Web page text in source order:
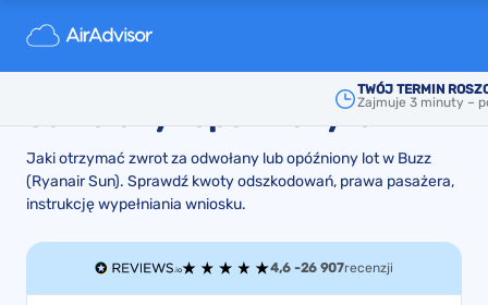
TWÓJ TERMIN
Zajmuje 3 minuty –
Buzz (Ryanair Sun) - jak
otrzymać odszkodowanie za
odwołany i opóźniony lot
Jaki otrzymać zwrot za odwołany lub opóźniony lot w Buzz
(Ryanair Sun). Sprawdź kwoty odszkodowań, prawa pasażera,
instrukcję wypełniania wniosku.
4,6 -26 907recenzji